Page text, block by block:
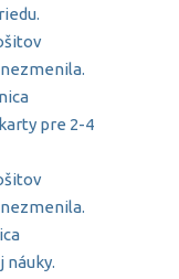
pre 2-4
náuky.